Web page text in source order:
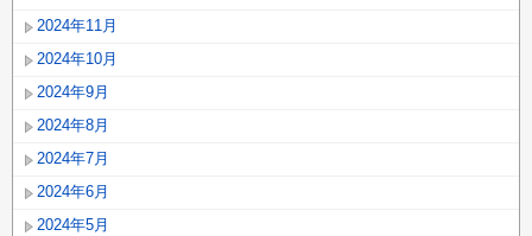
2024年11月
2024年10月
2024年9月
2024年8月
2024年7月
2024年6月
2024年5月